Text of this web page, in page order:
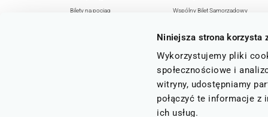
Niniejsza strona korzysta
Wykorzystujemy pliki
społecznościowe i
witryny, udostępniamy
połączyć te informacje z
ich usług.
Bilety na pociąg Wspólny Bilet Samorządowy
Senior 60+
Razem z KD
Archiwum ofert